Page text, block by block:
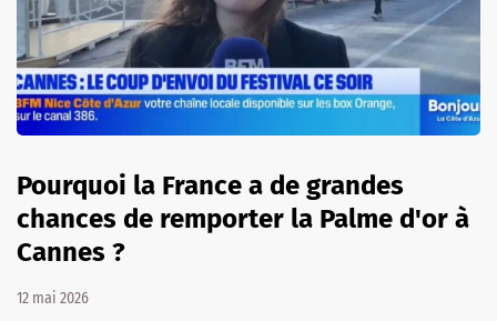
Pourquoi la France a de grandes
chances de remporter la Palme d'or à
Cannes ?
12 mai 2026